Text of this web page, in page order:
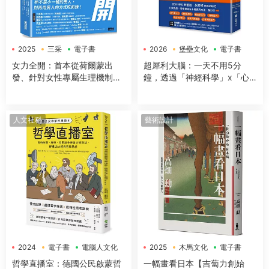
2025 三采 電子書
女力全開：首本從荷爾蒙出
發、針對女性專屬生理機制與
2026 堡壘文化 電子書
超犀利大腦：一天不用5分
鐘，透過「神經科學」x「心
讓大腦潛能發揮到極緻，變得
超犀利！
人文社科
2024 電子書 電腦人文化
哲學直播室：德國公民啟蒙哲
藝術設計
2025 木馬文化 電子書
一幅畫看日本【吉蔔力創始